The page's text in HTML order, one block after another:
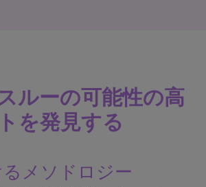
ルーの可能性の高
を発見する
メソドロジー